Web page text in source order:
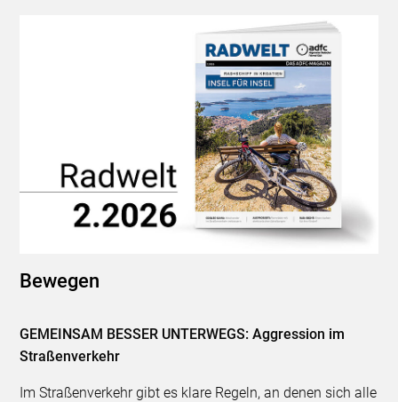
Bewegen
GEMEINSAM BESSER UNTERWEGS: Aggression im
Straßenverkehr
Im Straßenverkehr gibt es klare Regeln, an denen sich alle